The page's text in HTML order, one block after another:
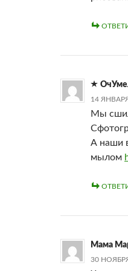
14
Мы
А наши
мылом
Мама
30